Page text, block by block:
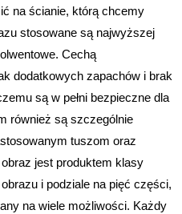
na ścianie, którą chcemy
stosowane są najwyższej
Cechą
dodatkowych zapachów i brak
są w pełni bezpieczne dla
również są szczególnie
tuszom oraz
jest produktem klasy
i podziale na pięć części,
na wiele możliwości. Każdy